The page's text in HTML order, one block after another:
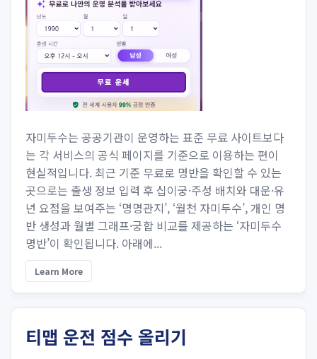
자미두수는 공공기관이 운영하는 표준 무료 사이트보다
는 각 서비스의 공식 페이지를 기준으로 이용하는 편이
현실적입니다. 최근 기준 무료로 명반을 확인할 수 있는
곳으로는 출생 정보 입력 후 십이궁·주성 배치와 대운·유
년 요점을 보여주는 ‘명명관지’, ‘월천 자미두수’, 개인 명
반 생성과 월별 그래프·궁합 비교를 제공하는 ‘자미두수
명반’이 확인됩니다. 아래에...
Learn More
티맵 운전 점수 올리기